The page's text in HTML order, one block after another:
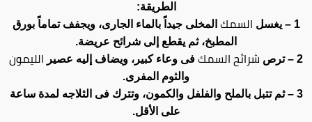
الطريقة:
1 – يغسل
السمك المخلى جيداً بالماء الجارى، ويجفف تماماً بورق
المطبخ، ثم يقطع إلى شرائح عريضة.
2 – ترص
شرائح السمك فى وعاء كبير، ويضاف إليه عصير الليمون
والثوم المفرى.
3 – ثم تتبل بالملح والفلفل والكمون، وتترك فى الثلاجه لمدة ساعة
على الأقل.